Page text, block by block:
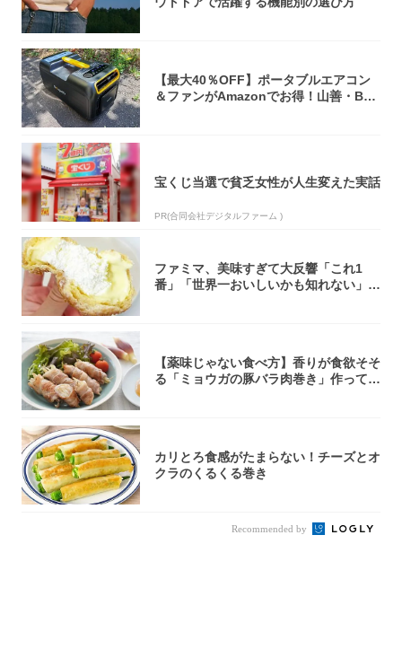
【最大40％OFF】ポータブルエアコン
＆ファンがAmazonでお得！山善・Bo
宝くじ当選で貧乏女性が人生変えた実話
PR(合同会社デジタルファーム )
ファミマ、美味すぎて大反響「これ1
番」「世界一おいしいかも知れない」
【薬味じゃない食べ方】香りが食欲そそ
る「ミョウガの豚バラ肉巻き」作ってみ
カリとろ食感がたまらない！チーズとオ
クラのくるくる巻き
Recommended by